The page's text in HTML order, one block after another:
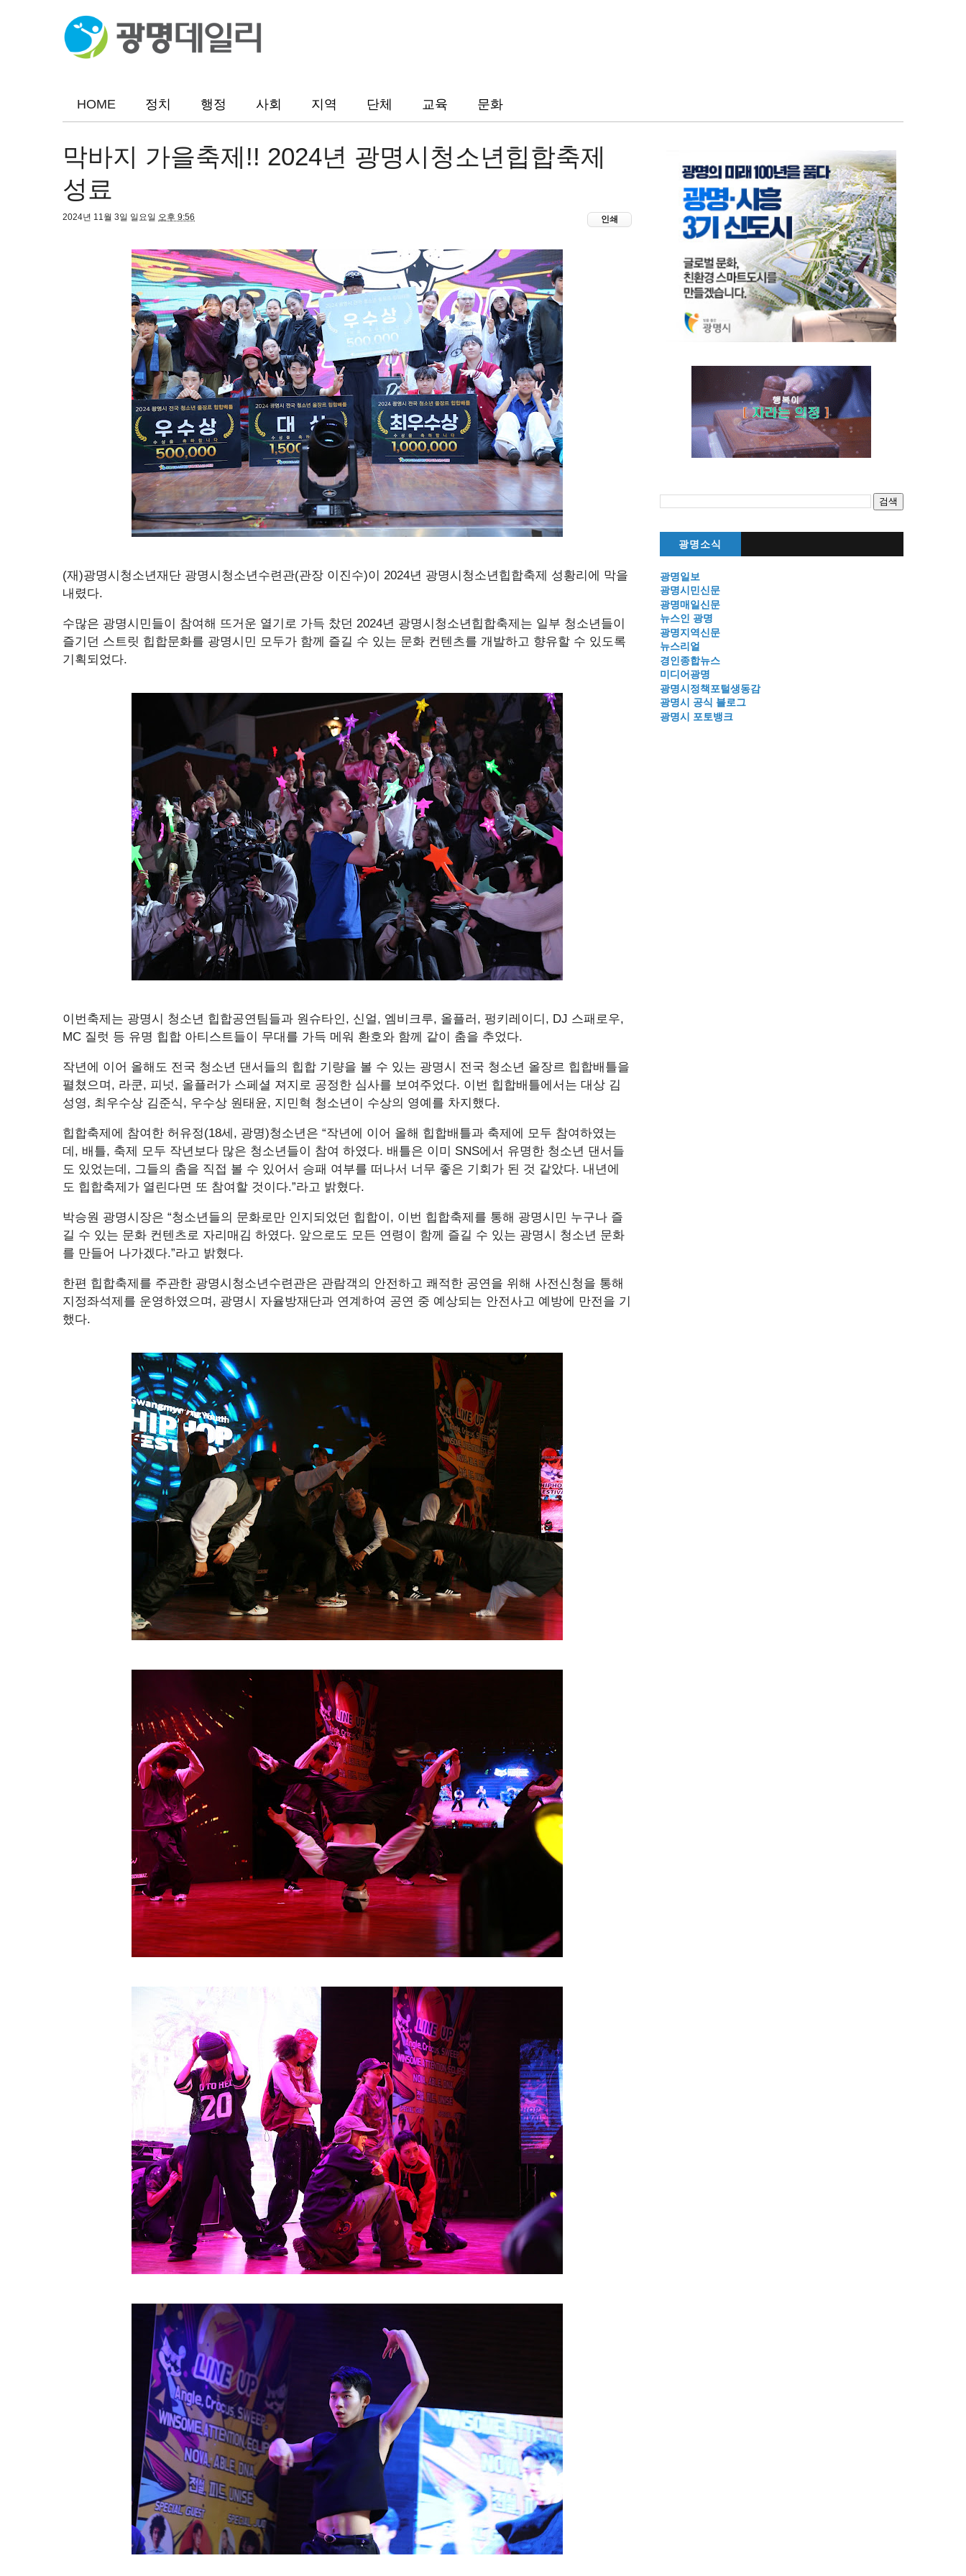
HOME 정치 행정 사회 지역 단체 교육 문화
막바지 가을축제!! 2024년 광명시청소년힙합축제
성료
2024년 11월 3일 일요일 오후 9:56 인쇄
(재)광명시청소년재단 광명시청소년수련관(관장 이진수)이 2024년 광명시청소년힙합축제 성황리에 막을
내렸다.
수많은 광명시민들이 참여해 뜨거운 열기로 가득 찼던 2024년 광명시청소년힙합축제는 일부 청소년들이
즐기던 스트릿 힙합문화를 광명시민 모두가 함께 즐길 수 있는 문화 컨텐츠를 개발하고 향유할 수 있도록
기획되었다.
이번축제는 광명시 청소년 힙합공연팀들과 원슈타인, 신얼, 엠비크루, 올플러, 펑키레이디, DJ 스패로우,
MC 질럿 등 유명 힙합 아티스트들이 무대를 가득 메워 환호와 함께 같이 춤을 추었다.
작년에 이어 올해도 전국 청소년 댄서들의 힙합 기량을 볼 수 있는 광명시 전국 청소년 올장르 힙합배틀을
펼쳤으며, 라쿤, 피넛, 올플러가 스페셜 져지로 공정한 심사를 보여주었다. 이번 힙합배틀에서는 대상 김
성영, 최우수상 김준식, 우수상 원태윤, 지민혁 청소년이 수상의 영예를 차지했다.
힙합축제에 참여한 허유정(18세, 광명)청소년은 “작년에 이어 올해 힙합배틀과 축제에 모두 참여하였는
데, 배틀, 축제 모두 작년보다 많은 청소년들이 참여 하였다. 배틀은 이미 SNS에서 유명한 청소년 댄서들
도 있었는데, 그들의 춤을 직접 볼 수 있어서 승패 여부를 떠나서 너무 좋은 기회가 된 것 같았다. 내년에
도 힙합축제가 열린다면 또 참여할 것이다.”라고 밝혔다.
박승원 광명시장은 “청소년들의 문화로만 인지되었던 힙합이, 이번 힙합축제를 통해 광명시민 누구나 즐
길 수 있는 문화 컨텐츠로 자리매김 하였다. 앞으로도 모든 연령이 함께 즐길 수 있는 광명시 청소년 문화
를 만들어 나가겠다.”라고 밝혔다.
한편 힙합축제를 주관한 광명시청소년수련관은 관람객의 안전하고 쾌적한 공연을 위해 사전신청을 통해
지정좌석제를 운영하였으며, 광명시 자율방재단과 연계하여 공연 중 예상되는 안전사고 예방에 만전을 기
했다.
광명소식
광명일보
광명시민신문
광명매일신문
뉴스인 광명
광명지역신문
뉴스리얼
경인종합뉴스
미디어광명
광명시정책포털생동감
광명시 공식 블로그
광명시 포토뱅크